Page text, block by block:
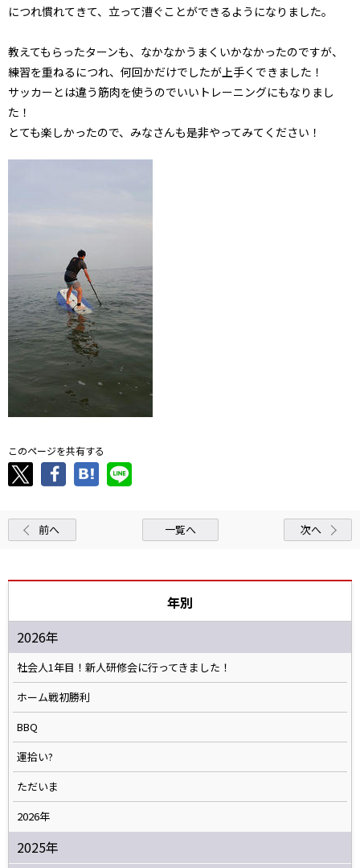
につれ慣れてきて、立って漕ぐことができるようになりました。
教えてもらったターンも、なかなかうまくいかなかったのですが、
練習を重ねるにつれ、何回かだけでしたが上手くできました！
サッカーとは違う筋肉を使うのでいいトレーニングにもなりまし
た！
とても楽しかったので、みなさんも是非やってみてください！
このページを共有する
前へ 一覧へ 次へ
年別
2026年
社会人1年目！新人研修会に行ってきました！
ホーム戦初勝利
BBQ
運拾い?
ただいま
2026年
2025年